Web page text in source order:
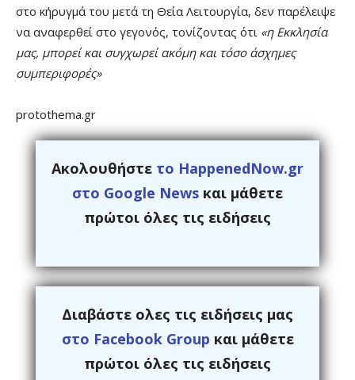
στο κήρυγμά του μετά τη Θεία Λειτουργία, δεν παρέλειψε
να αναφερθεί στο γεγονός, τονίζοντας ότι «η Εκκλησία
μας, μπορεί και συγχωρεί ακόμη και τόσο άσχημες
συμπεριφορές»
protothema.gr
Ακολουθήστε το HappenedNow.gr
στο Google News και μάθετε
πρώτοι όλες τις ειδήσεις
Διαβάστε ολες τις ειδήσεις μας
στο Facebook Group και μάθετε
πρώτοι όλες τις ειδήσεις